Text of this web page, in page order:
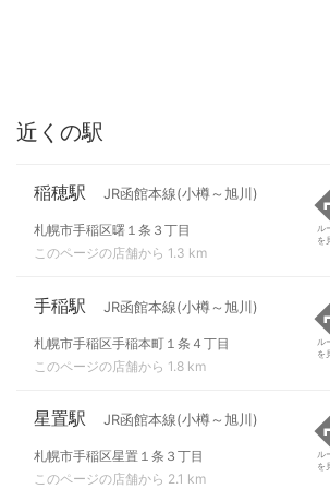
近くの駅
稲穂駅 JR函館本線(小樽～旭川)
札幌市手稲区曙１条３丁目
このページの店舗から 1.3 km
ル
を
手稲駅 JR函館本線(小樽～旭川)
札幌市手稲区手稲本町１条４丁目
このページの店舗から 1.8 km
ル
を
星置駅 JR函館本線(小樽～旭川)
札幌市手稲区星置１条３丁目
このページの店舗から 2.1 km
ル
を